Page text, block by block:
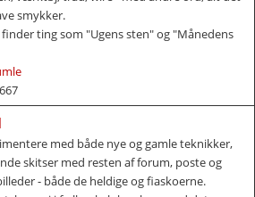
smykker.
ting som "Ugens sten" og "Månedens
667
med både nye og gamle teknikker,
skitser med resten af forum, poste og
- både de heldige og fiaskoerne.